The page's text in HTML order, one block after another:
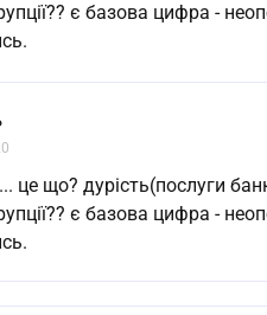
є базова цифра -
це що? дурість(послуги
є базова цифра -